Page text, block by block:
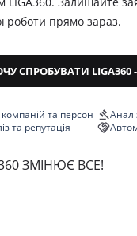
роботи прямо зараз.
СПРОБУВАТИ
та персон
та репутація
ЗМІНЮЄ ВСЕ!